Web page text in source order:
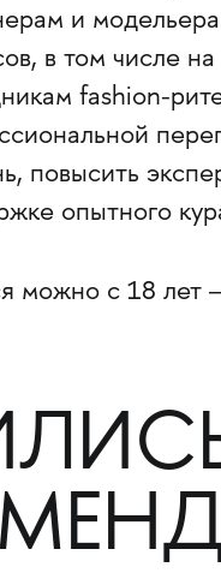
и
в том числе
fashion-
повысить
опытного
можно с 18 лет